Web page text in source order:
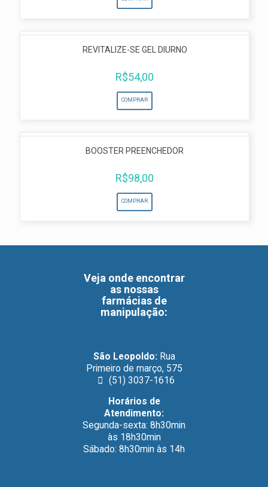
REVITALIZE-SE GEL DIURNO
R$54,00
COMPRAR
BOOSTER PREENCHEDOR
R$98,00
COMPRAR
Veja onde encontrar
as nossas
farmácias de
manipulação:
São Leopoldo: Rua
Primeiro de março, 575
(51) 3037-1616
Horários de
Atendimento:
Segunda-sexta: 8h30min
às 18h30min
Sábado: 8h30min às 14h